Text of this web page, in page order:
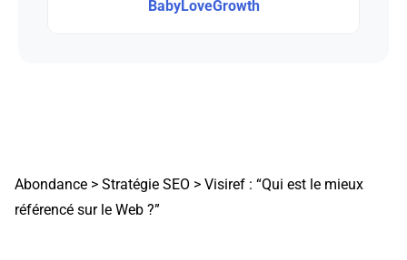
BabyLoveGrowth
Abondance > Stratégie SEO > Visiref : “Qui est le mieux
référencé sur le Web ?”